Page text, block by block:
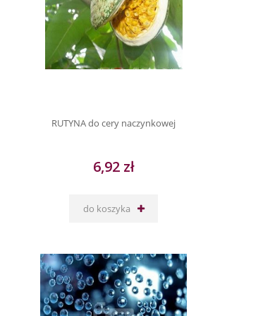
RUTYNA do cery naczynkowej
6,92 zł
do koszyka